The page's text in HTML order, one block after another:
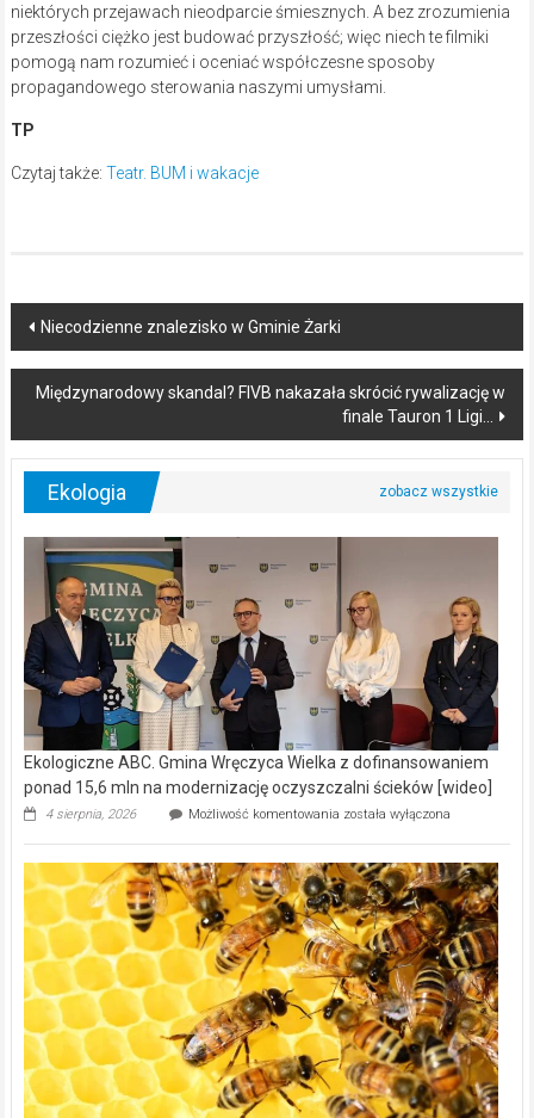
niektórych przejawach nieodparcie śmiesznych. A bez zrozumienia
przeszłości ciężko jest budować przyszłość; więc niech te filmiki
pomogą nam rozumieć i oceniać współczesne sposoby
propagandowego sterowania naszymi umysłami.
TP
Czytaj także: Teatr. BUM i wakacje
Post
navigation
Niecodzienne znalezisko w Gminie Żarki
Międzynarodowy skandal? FIVB nakazała skrócić rywalizację w
finale Tauron 1 Ligi…
Ekologia
Ekologiczne ABC. Gmina Wręczyca Wielka z dofinansowaniem
ponad 15,6 mln na modernizację oczyszczalni ścieków [wideo]
4 sierpnia, 2026 Możliwość komentowania Ekologiczne
Wręczyca
Wielka
z
dofinansowaniem
ponad
15,6
mln
na
modernizację
oczyszczalni
ścieków
[wideo]
została wyłączona